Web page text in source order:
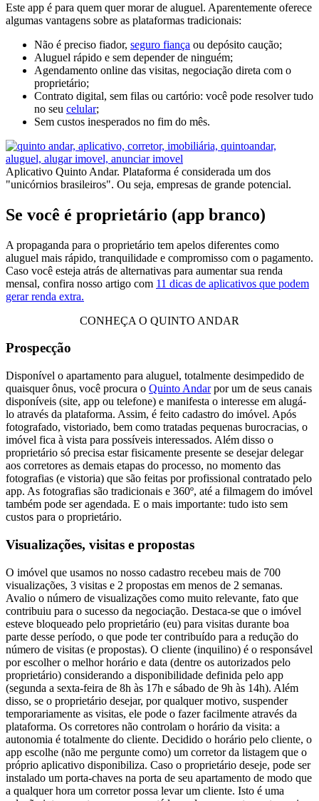
Este app é para quem quer morar de aluguel. Aparentemente oferece
algumas vantagens sobre as plataformas tradicionais:
Não é preciso fiador, seguro fiança ou depósito caução;
Aluguel rápido e sem depender de ninguém;
Agendamento online das visitas, negociação direta com o
proprietário;
Contrato digital, sem filas ou cartório: você pode resolver tudo
no seu celular;
Sem custos inesperados no fim do mês.
Aplicativo Quinto Andar. Plataforma é considerada um dos
"unicórnios brasileiros". Ou seja, empresas de grande potencial.
Se você é proprietário (app branco)
A propaganda para o proprietário tem apelos diferentes como
aluguel mais rápido, tranquilidade e compromisso com o pagamento.
Caso você esteja atrás de alternativas para aumentar sua renda
mensal, confira nosso artigo com 11 dicas de aplicativos que podem
gerar renda extra.
CONHEÇA O QUINTO ANDAR
Prospecção
Disponível o apartamento para aluguel, totalmente desimpedido de
quaisquer ônus, você procura o Quinto Andarpor um de seus canais
disponíveis (site, app ou telefone) e manifesta o interesse em alugá-
lo através da plataforma. Assim, é feito cadastro do imóvel. Após
fotografado, vistoriado, bem como tratadas pequenas burocracias, o
imóvel fica à vista para possíveis interessados. Além disso o
proprietário só precisa estar fisicamente presente se desejar delegar
aos corretores as demais etapas do processo, no momento das
fotografias (e vistoria) que são feitas por profissional contratado pelo
app. As fotografias são tradicionais e 360º, até a filmagem do imóvel
também pode ser agendada. E o mais importante: tudo isto sem
custos para o proprietário.
Visualizações, visitas e propostas
O imóvel que usamos no nosso cadastro recebeu mais de 700
visualizações, 3 visitas e 2 propostas em menos de 2 semanas.
Avalio o número de visualizações como muito relevante, fato que
contribuiu para o sucesso da negociação. Destaca-se que o imóvel
esteve bloqueado pelo proprietário (eu) para visitas durante boa
parte desse período, o que pode ter contribuído para a redução do
número de visitas (e propostas). O cliente (inquilino) é o responsável
por escolher o melhor horário e data (dentre os autorizados pelo
proprietário) considerando a disponibilidade definida pelo app
(segunda a sexta-feira de 8h às 17h e sábado de 9h às 14h). Além
disso, se o proprietário desejar, por qualquer motivo, suspender
temporariamente as visitas, ele pode o fazer facilmente através da
plataforma. Os corretores não controlam o horário da visita: a
autonomia é totalmente do cliente. Decidido o horário pelo cliente, o
app escolhe (não me pergunte como) um corretor da listagem que o
próprio aplicativo disponibiliza. Caso o proprietário deseje, pode ser
instalado um porta-chaves na porta de seu apartamento de modo que
a qualquer hora um corretor possa levar um cliente. Isto é uma